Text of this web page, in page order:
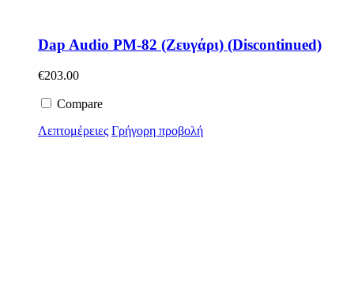
Dap Audio PM-82 (Ζευγάρι) (Discontinued)
€203.00
Compare
Λεπτομέρειες Γρήγορη προβολή